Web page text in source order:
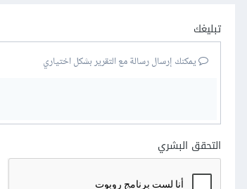
تبليغك
يمكنك إرسال رسالة مع التقرير بشكل اختياري
التحقق البشري